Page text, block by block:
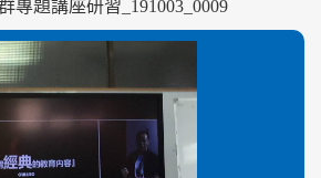
專題講座研習_191003_0009